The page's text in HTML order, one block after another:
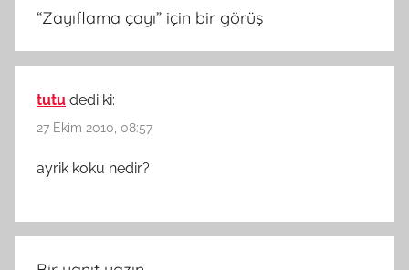
“Zayıflama çayı” için bir görüş
tutu dedi ki:
27 Ekim 2010, 08:57
ayrik koku nedir?